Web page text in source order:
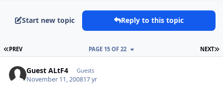
Start new topic Reply to this topic
FIRST PAGE
PREV NEXT
PAGE 15 OF 22
Guest ALtF4 Guests
November 11, 200817 yr